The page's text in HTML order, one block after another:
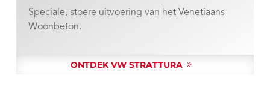
Speciale, stoere uitvoering van het Venetiaans
Woonbeton.
ONTDEK VW STRATTURA